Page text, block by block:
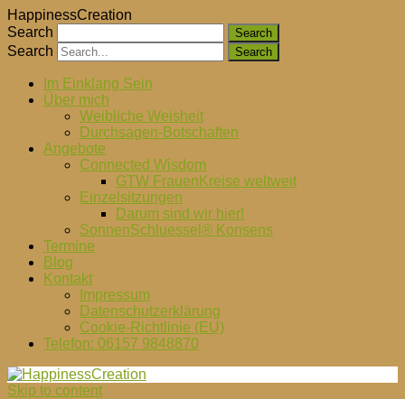
HappinessCreation
Search
Search
Im Einklang Sein
Über mich
Weibliche Weisheit
Durchsagen-Botschaften
Angebote
Connected Wisdom
GTW FrauenKreise weltweit
Einzelsitzungen
Darum sind wir hier!
SonnenSchluessel® Konsens
Termine
Blog
Kontakt
Impressum
Datenschutzerklärung
Cookie-Richtlinie (EU)
Telefon: 06157 9848870
Skip to content